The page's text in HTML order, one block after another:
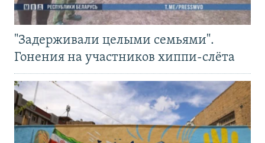
"Задерживали целыми семьями".
Гонения на участников хиппи-слёта